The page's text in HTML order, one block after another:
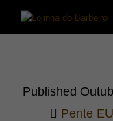
Published
Pente